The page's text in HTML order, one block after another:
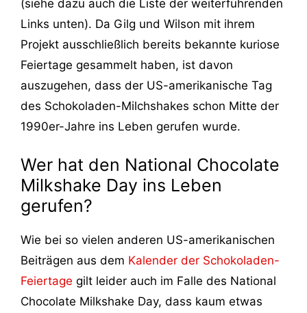
(siehe dazu auch die Liste der weiterführenden
Links unten). Da Gilg und Wilson mit ihrem
Projekt ausschließlich bereits bekannte kuriose
Feiertage gesammelt haben, ist davon
auszugehen, dass der US-amerikanische Tag
des Schokoladen-Milchshakes schon Mitte der
1990er-Jahre ins Leben gerufen wurde.
Wer hat den National Chocolate
Milkshake Day ins Leben
gerufen?
Wie bei so vielen anderen US-amerikanischen
Beiträgen aus dem Kalender der Schokoladen-
Feiertage gilt leider auch im Falle des National
Chocolate Milkshake Day, dass kaum etwas